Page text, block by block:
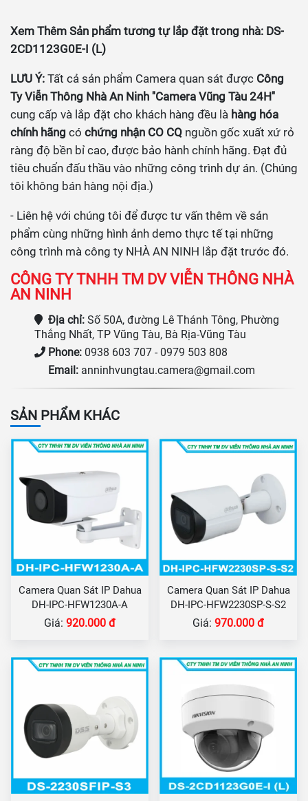
Xem Thêm Sản phẩm tương tự lắp đặt trong nhà: DS-
2CD1123G0E-I (L)
LƯU Ý: Tất cả sản phẩm Camera quan sát được Công
Ty Viễn Thông Nhà An Ninh ''Camera Vũng Tàu 24H''
cung cấp và lắp đặt cho khách hàng đều là hàng hóa
chính hãng có chứng nhận CO CQ nguồn gốc xuất xứ rỏ
ràng độ bền bỉ cao, được bảo hành chính hãng. Đạt đủ
tiêu chuẩn đấu thầu vào những công trình dự án. (Chúng
tôi không bán hàng nội địa.)
- Liên hệ với chúng tôi để được tư vấn thêm về sản
phẩm cùng những hình ảnh demo thực tế tại những
công trình mà công ty NHÀ AN NINH lắp đặt trước đó.
CÔNG TY TNHH TM DV VIỄN THÔNG NHÀ
AN NINH
Địa chỉ: Số 50A, đường Lê Thánh Tông, Phường
Thắng Nhất, TP Vũng Tàu, Bà Rịa-Vũng Tàu
Phone: 0938 603 707 - 0979 503 808
Email: anninhvungtau.camera@gmail.com
SẢN PHẨM KHÁC
Camera Quan Sát IP Dahua
DH-IPC-HFW1230A-A
Giá: 920.000 đ
Camera Quan Sát IP Dahua
DH-IPC-HFW2230SP-S-S2
Giá: 970.000 đ